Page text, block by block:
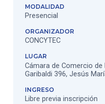
MODALIDAD
Presencial
ORGANIZADOR
CONCYTEC
LUGAR
Cámara de Comercio de
Garibaldi 396, Jesús
INGRESO
Libre previa inscripción